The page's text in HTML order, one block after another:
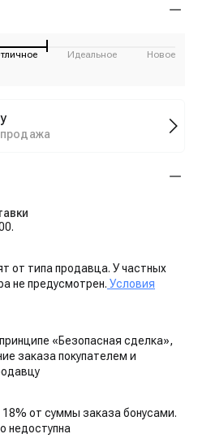
Идеальное Новое
продажа
от типа продавца. У частных
не предусмотрен. Условия
«Безопасная сделка»,
заказа покупателем и
от суммы заказа бонусами.
недоступна